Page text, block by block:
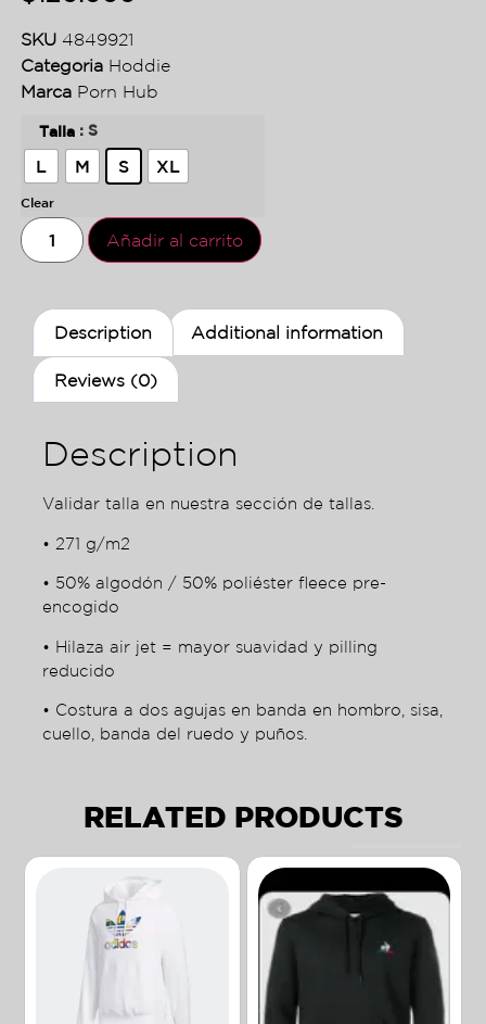
SKU 4849921
Categoria Hoddie
Marca Porn Hub
Talla : S
L M S XL
Clear
Añadir al carrito
Description Additional information
Reviews (0)
Description
Validar talla en nuestra sección de tallas.
• 271 g/m2
• 50% algodón / 50% poliéster fleece pre-
encogido
• Hilaza air jet = mayor suavidad y pilling
reducido
• Costura a dos agujas en banda en hombro, sisa,
cuello, banda del ruedo y puños.
RELATED PRODUCTS